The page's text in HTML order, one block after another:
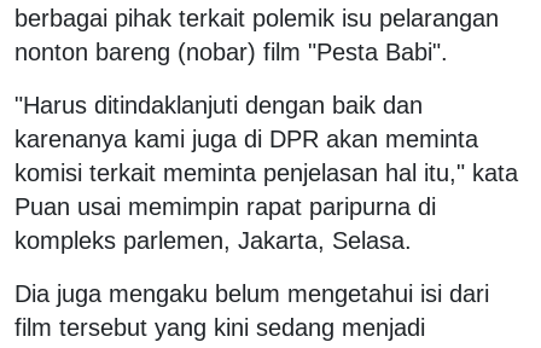
berbagai pihak terkait polemik isu pelarangan
nonton bareng (nobar) film "Pesta Babi".
"Harus ditindaklanjuti dengan baik dan
karenanya kami juga di DPR akan meminta
komisi terkait meminta penjelasan hal itu," kata
Puan usai memimpin rapat paripurna di
kompleks parlemen, Jakarta, Selasa.
Dia juga mengaku belum mengetahui isi dari
film tersebut yang kini sedang menjadi